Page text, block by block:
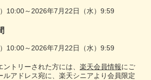
10:00～2026年7月22日（水）9:59
10:00～2026年7月22日（水）9:59
トリーされた方には、 楽天会員情報にご
ルアドレス宛に、楽天シニアより会員限定